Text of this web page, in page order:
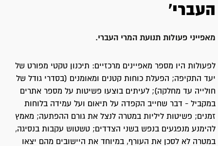
העברי'
מאפייני פעולות תנועת המרי העברי.
לפעולות היו מספר מאפיינים מרכזיים: תיכנון טקטי מפורט של
יעד התקיפה; הפעלת כוחות קטנים ומאומנים (בסדרי גודל של
חולייה עד מחלקה); לעיתים בוצעו פשיטות על מספר אתרים
במקביל - דבר שחייב הקפדה על תיאום ועל עמידה בלוחות
זמנים; פשיטות ליליות במטרה לנצל את גורם ההפתעה; מאמץ
להימנע מנפגעים בנפש בשני הצדדים; טשטוש עקבות בנסיגה,
במטרה לא לסכן את העורף, במיוחד את היישובים מהם יצאו